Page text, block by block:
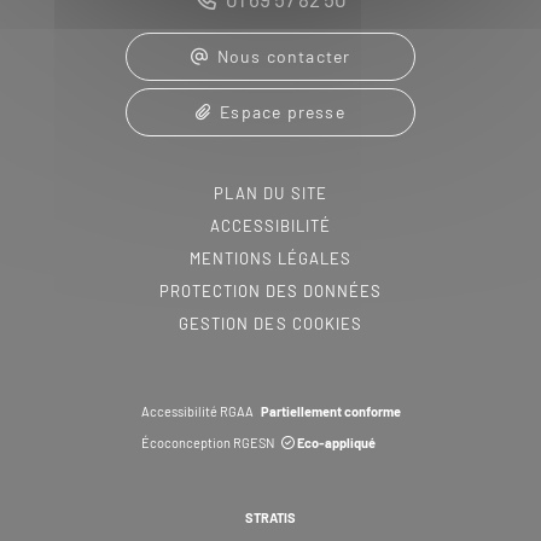
Nous contacter
Espace presse
PLAN DU SITE
ACCESSIBILITÉ
MENTIONS LÉGALES
PROTECTION DES DONNÉES
GESTION DES COOKIES
Accessibilité RGAA Partiellement conforme
Écoconception RGESN
Eco-appliqué
STRATIS